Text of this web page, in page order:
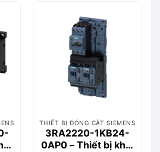
THIẾT BỊ ĐÓNG CẮT SIEMENS
3RA2220-1KB24-
0AP0 – Thiết bị khởi